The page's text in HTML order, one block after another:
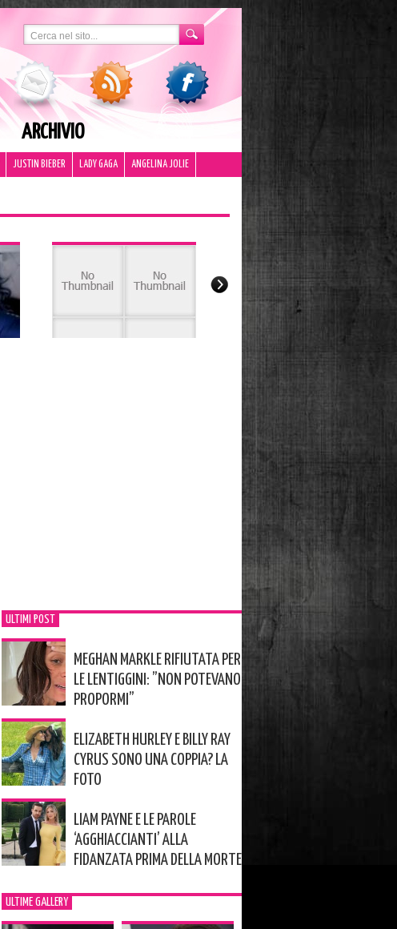
ARCHIVIO
JUSTIN BIEBER LADY GAGA ANGELINA JOLIE
ULTIMI POST
MEGHAN MARKLE RIFIUTATA PER
LE LENTIGGINI: ”NON POTEVANO
PROPORMI”
ELIZABETH HURLEY E BILLY RAY
CYRUS SONO UNA COPPIA? LA
FOTO
LIAM PAYNE E LE PAROLE
‘AGGHIACCIANTI’ ALLA
FIDANZATA PRIMA DELLA MORTE
ULTIME GALLERY